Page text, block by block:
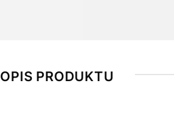
OPIS PRODUKTU